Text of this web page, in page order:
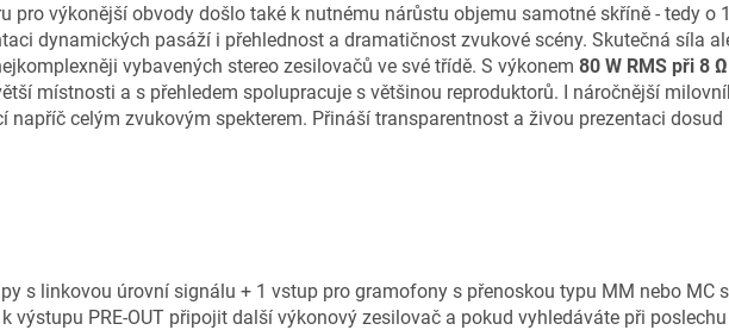
pro výkonější obvody došlo také k nutnému nárůstu objemu samotné skříně - tedy o
dynamických pasáží i přehlednost a dramatičnost zvukové scény. Skutečná síla
vybavených stereo zesilovačů ve své třídě. S výkonem 80 W RMS při 8
místnosti a s přehledem spolupracuje s většinou reproduktorů. I náročnější
napříč celým zvukovým spekterem. Přináší transparentnost a živou prezentaci
s linkovou úrovní signálu + 1 vstup pro gramofony s přenoskou typu MM nebo MC
výstupu PRE-OUT připojit další výkonový zesilovač a pokud vyhledáváte při